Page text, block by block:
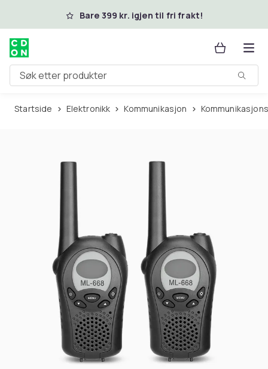
Hopp til hovedinnholdBare 399 kr. igjen til fri frakt!
Søk etter produkter
Startside Elektronikk Kommunikasjon